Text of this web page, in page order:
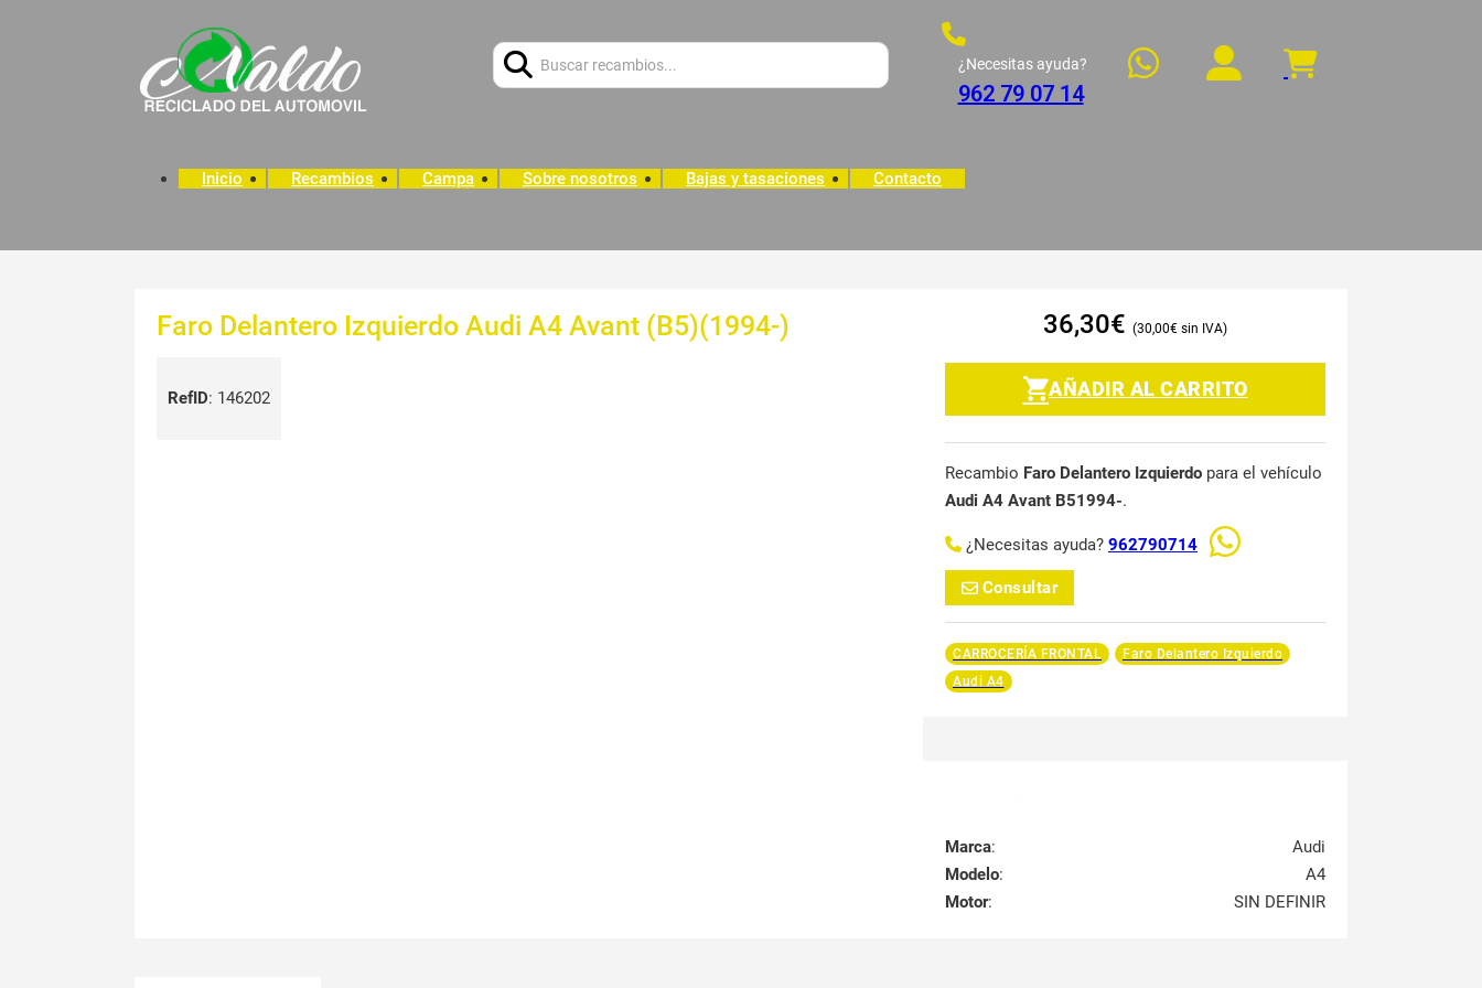
¿Necesitas ayuda?
962 79 07 14
Inicio Recambios Campa Sobre nosotros Bajas y tasaciones Contacto
Faro Delantero Izquierdo Audi A4 Avant (B5)(1994-)
RefID: 146202
36,30€ 30,00€
AÑADIR AL CARRITO
Recambio Faro Delantero Izquierdo para el vehículo
Audi A4 Avant B51994-.
¿Necesitas ayuda? 962790714
Consultar
CARROCERÍA FRONTAL
Faro Delantero Izquierdo
Audi A4
Marca:
Audi
Modelo:
A4
Motor: SIN DEFINIR